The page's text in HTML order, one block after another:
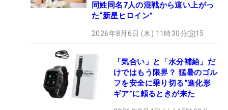
同姓同名7人の混戦から這い上がっ
た“新星ヒロイン”
2026年8月6日 (木) 11時30分 15
「気合い」と「水分補給」だ
けではもう限界？ 猛暑のゴル
フを安全に乗り切る“進化形
ギア”に頼るときが来た